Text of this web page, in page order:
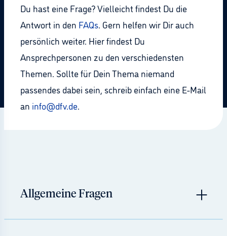
Du hast eine Frage? Vielleicht findest Du die
Antwort in den FAQs. Gern helfen wir Dir auch
persönlich weiter. Hier findest Du
Ansprechpersonen zu den verschiedensten
Themen. Sollte für Dein Thema niemand
passendes dabei sein, schreib einfach eine E-Mail
an info@dfv.de.
Allgemeine Fragen